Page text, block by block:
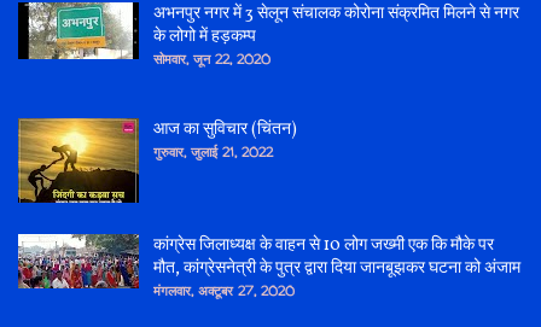
अभनपुर नगर में 3 सेलून संचालक कोरोना संक्रमित मिलने से नगर
के लोगो में हड़कम्प
सोमवार, जून 22, 2020
आज का सुविचार (चिंतन)
गुरुवार, जुलाई 21, 2022
कांग्रेस जिलाध्यक्ष के वाहन से 10 लोग जख्मी एक कि मौके पर
मौत, कांग्रेसनेत्री के पुत्र द्वारा दिया जानबूझकर घटना को अंजाम
मंगलवार, अक्टूबर 27, 2020